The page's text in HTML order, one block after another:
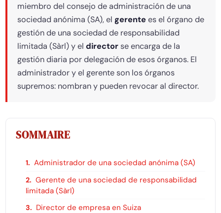
miembro del consejo de administración de una
sociedad anónima (SA), elgerente es el órgano de
gestión de una sociedad de responsabilidad
limitada (Sàrl) y eldirectorse encarga de la
gestión diaria por delegación de esos órganos. El
administrador y el gerente son los órganos
supremos: nombran y pueden revocar al director.
SOMMAIRE
Administrador de una sociedad anónima (SA)
Gerente de una sociedad de responsabilidad
limitada (Sàrl)
Director de empresa en Suiza